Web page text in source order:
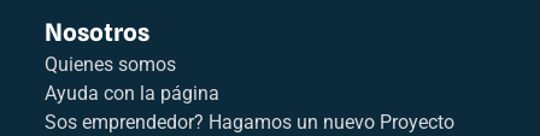
Nosotros
Quienes somos
Ayuda con la página
Sos emprendedor? Hagamos un nuevo Proyecto